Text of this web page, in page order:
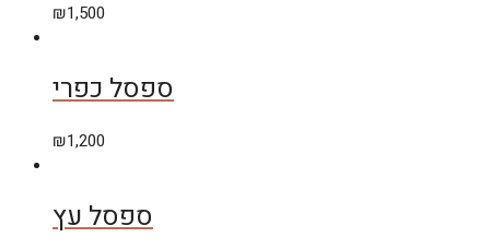
₪1,500
ספסל כפרי
₪1,200
ספסל עץ